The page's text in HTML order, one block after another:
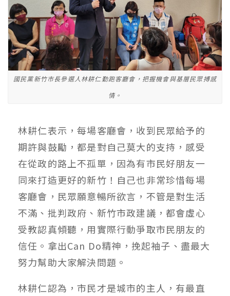
國民黨新竹市長參選人林耕仁勤跑客廳會，把握機會與基層民眾搏感
情。
林耕仁表示，每場客廳會，收到民眾給予的
期許與鼓勵，都是對自己莫大的支持，感受
在從政的路上不孤單，因為有市民好朋友一
同來打造更好的新竹！自己也非常珍惜每場
客廳會，民眾願意暢所欲言，不管是對生活
不滿、批判政府、新竹市政建議，都會虛心
受教認真傾聽，用實際行動爭取市民朋友的
信任。拿出Can Do精神，挽起袖子、盡最大
努力幫助大家解決問題。
林耕仁認為，市民才是城市的主人，有最直